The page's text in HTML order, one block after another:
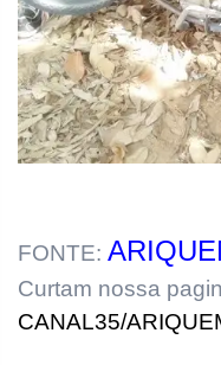
FONTE:
Curtam nossa
CANAL35/